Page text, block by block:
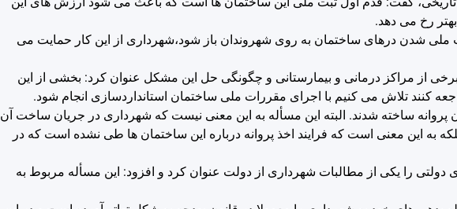
بهتر رخ می دهد.
ثبت ملی شدن درهای ساختمان به روی شهروندان باز شود،شهرداری از این کار حمایت می
از مراکز درمانی و بیمارستانی و چگونگی حل این مشکل عنوان کرد: بخشی از این
کنند تلاش می کنیم با اجرای مقررات ملی ساختمان استانداردسازی انجام شود.
پروانه ساخته شدند. البته این مسأله به این معنی نیست که شهرداری در جریان ساخت آن
به این معنی است که فرایند اخذ پروانه درباره این ساختمان ها طی نشده است که در
را یکی از مطالبات شهرداری از دولت عنوان کرد و افزود: این مسأله مربوط به